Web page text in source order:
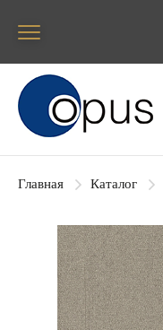
Блок поиска
Главная Каталог